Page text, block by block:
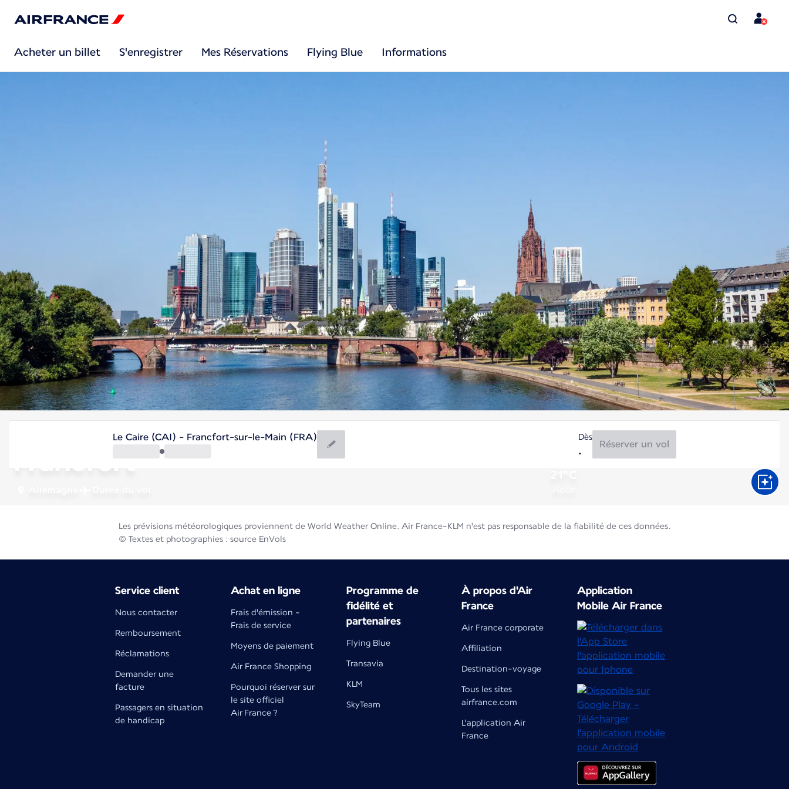
Acheter un billet S'enregistrer Mes Réservations Flying Blue Informations
Francfort
Le Caire (CAI) - Francfort-sur-le-Main (FRA) Dès
Réserver un vol
Les prévisions météorologiques proviennent de World Weather Online. Air France-KLM n'est pas responsable de la fiabilité de ces données.
© Textes et photographies : source EnVols
Service client
Nous contacter
Remboursement
Réclamations
Demander une
facture
Passagers en situation
de handicap
Achat en ligne
Frais d'émission -
Frais de service
Moyens de paiement
Air France Shopping
Pourquoi réserver sur
le site officiel
Air France ?
Programme de
fidélité et
partenaires
Flying Blue
Transavia
KLM
SkyTeam
À propos d'Air
France
Air France corporate
Affiliation
Destination-voyage
Tous les sites
airfrance.com
L'application Air
France
Application
Mobile Air France